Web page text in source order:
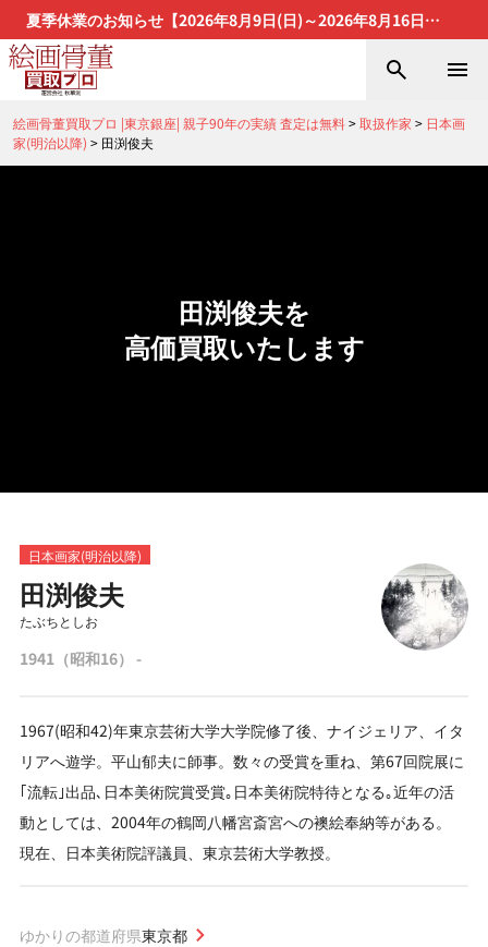
夏季休業のお知らせ【2026年8月9日(日)～2026年8月16日
(日)】
絵画骨董買取プロ |東京銀座| 親子90年の実績 査定は無料>取扱作家 > 日本画
家(明治以降) > 田渕俊夫
田渕俊夫を
高価買取いたします
日本画家(明治以降)
田渕俊夫
たぶちとしお
1941（昭和16） -
1967(昭和42)年東京芸術大学大学院修了後、ナイジェリア、イタ
リアへ遊学。平山郁夫に師事。数々の受賞を重ね、第67回院展に
｢流転｣出品､日本美術院賞受賞｡日本美術院特待となる｡近年の活
動としては、2004年の鶴岡八幡宮斎宮への襖絵奉納等がある。
現在、日本美術院評議員、東京芸術大学教授。
ゆかりの都道府県東京都